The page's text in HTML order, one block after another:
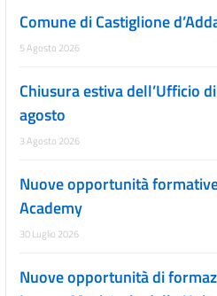
Comune di Castiglione
5 Agosto 2026
Chiusura estiva dell’Ufficio
agosto
3 Agosto 2026
Nuove opportunità
Academy
30 Luglio 2026
Nuove opportunità di